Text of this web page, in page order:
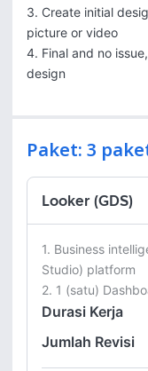
3. Create initial
picture or video
4. Final and no
design
Paket: 3
Looker (GDS)
1. Business
Studio) platform
2. 1 (satu)
Durasi Kerja
Jumlah Revisi